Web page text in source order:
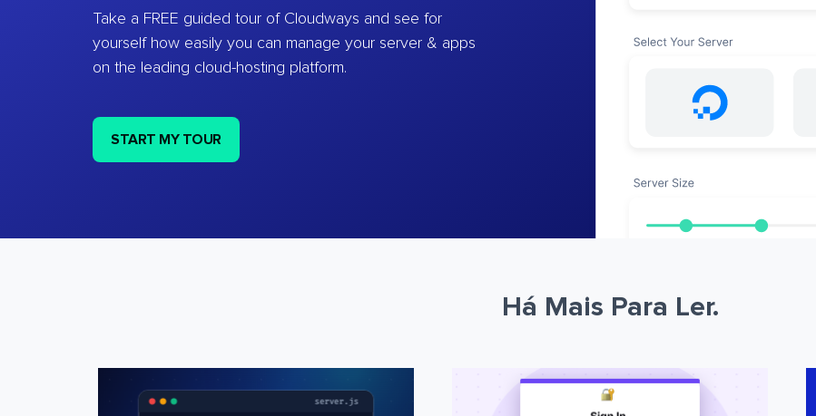
Take a FREE guided tour of Cloudways and see for
yourself how easily you can manage your server & apps
on the leading cloud-hosting platform.
START MY TOUR
Há Mais Para Ler.